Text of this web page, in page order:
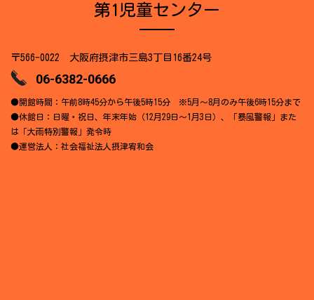
第1児童センター
〒566-0022 大阪府摂津市三島3丁目16番24号
06-6382-0666
●開館時間：午前8時45分から午後5時15分 ※5月～8月のみ午後6時15分まで
●休館日：日曜・祝日、年末年始（12月29日～1月3日）、「暴風警報」また
は「大雨特別警報」発令時
●運営法人：社会福祉法人摂津宥和会